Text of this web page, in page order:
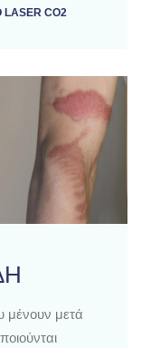
CO2
μένουν μετά